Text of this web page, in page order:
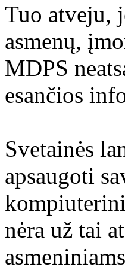
Tuo atveju,
asmenų,
MDPS
esančios
Svetainės
apsaugoti
nėra už tai